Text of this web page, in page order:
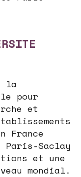
la
pour
et
France
Saclay
et une
mondial.